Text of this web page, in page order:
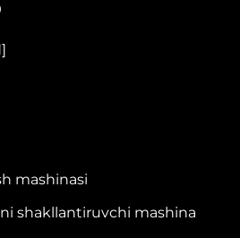
mashinasi
shakllantiruvchi mashina